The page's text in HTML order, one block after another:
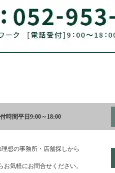
時間平日9:00～18:00
想の事務所・店舗探しから
気軽にお問合せください。